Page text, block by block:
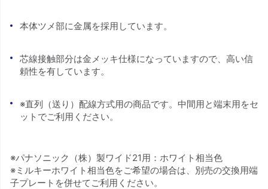
本体ツメ部に金属を採用しています。
芯線接触部分は金メッキ仕様になっていますので、高い信
頼性を有しています。
※直列（送り）配線方式用の商品です。中間用と端末用をセ
ットでご利用ください。
※パナソニック（株）製ワイド21用：ホワイト相当色
※ミルキーホワイト相当色をご希望の場合は、別売の交換用端
子プレートを併せてご利用ください。